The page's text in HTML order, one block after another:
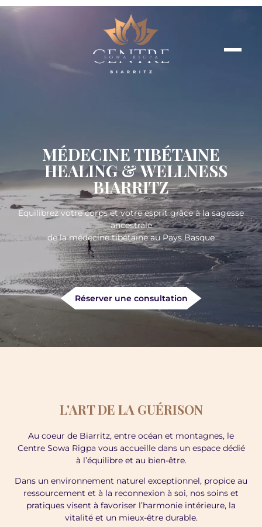
MÉDECINE TIBÉTAINE
HEALING & WELLNESS
BIARRITZ
Équilibrez votre corps et votre esprit grâce à la sagesse
ancestrale
de la médecine tibétaine au Pays Basque
Réserver une consultation
L'ART DE LA GUÉRISON
Au coeur de Biarritz, entre océan et montagnes, le
Centre Sowa Rigpa vous accueille dans un espace dédié
à l’équilibre et au bien-être.
Dans un environnement naturel exceptionnel, propice au
ressourcement et à la reconnexion à soi, nos soins et
pratiques visent à favoriser l’harmonie intérieure, la
vitalité et un mieux-être durable.